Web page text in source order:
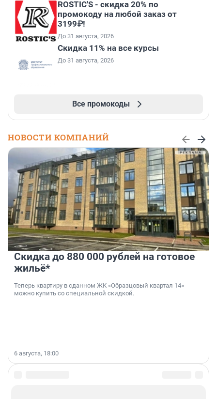
ROSTIC'S - скидка 20% по
промокоду на любой заказ от
3199₽!
До 31 августа, 2026
Скидка 11% на все курсы
До 31 августа, 2026
Все промокоды
НОВОСТИ КОМПАНИЙ
Скидка до 880 000 рублей на готовое
жильё*
Теперь квартиру в сданном ЖК «Образцовый квартал 14»
можно купить со специальной скидкой.
6 августа, 18:00